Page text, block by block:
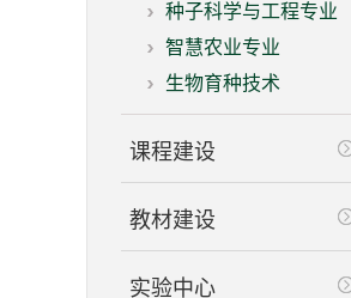
种子科学与工程专业
智慧农业专业
生物育种技术
课程建设
教材建设
实验中心